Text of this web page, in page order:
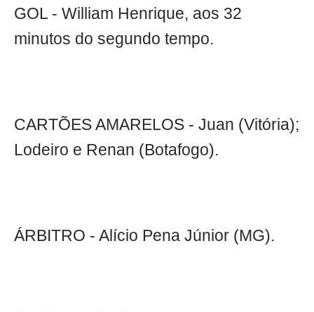
GOL - William Henrique, aos 32
minutos do segundo tempo.
CARTÕES AMARELOS - Juan (Vitória);
Lodeiro e Renan (Botafogo).
ÁRBITRO - Alício Pena Júnior (MG).